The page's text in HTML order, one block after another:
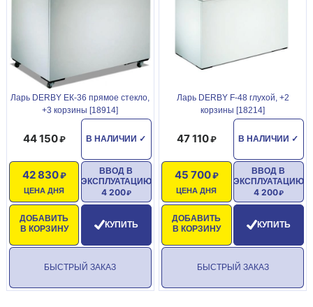
Ларь DERBY ЕК-36 прямое стекло,
+3 корзины [18914]
В НАЛИЧИИ ✓
44 150
ЦЕНА ДНЯ
42 830
ДОБАВИТЬ
В КОРЗИНУ
ВВОД В
ЭКСПЛУАТАЦИЮ
4 200
КУПИТЬ
БЫСТРЫЙ ЗАКАЗ
Ларь DERBY F-48 глухой, +2
корзины [18214]
В НАЛИЧИИ ✓
47 110
ЦЕНА ДНЯ
45 700
ДОБАВИТЬ
В КОРЗИНУ
ВВОД В
ЭКСПЛУАТАЦИЮ
4 200
КУПИТЬ
БЫСТРЫЙ ЗАКАЗ